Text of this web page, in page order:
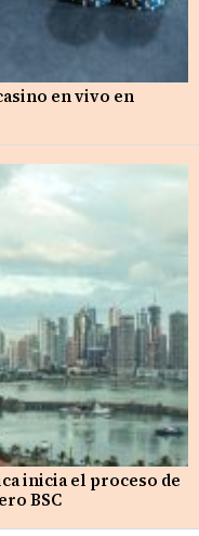
en vivo en
inicia el proceso de
BSC